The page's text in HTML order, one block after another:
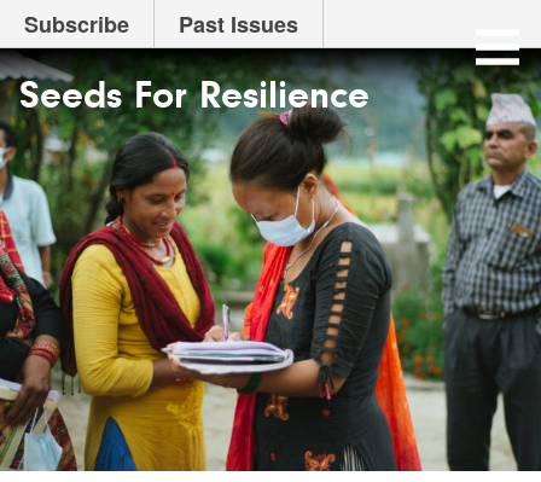
Mobile
Menu
Seeds
for
Resilience
website
Site-
header
Seeds For Resilience
Subscribe Past Issues